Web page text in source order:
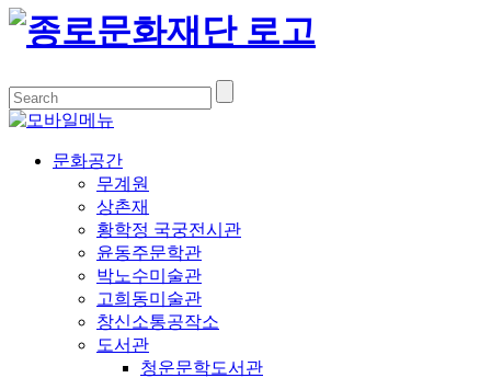
문화공간
무계원
상촌재
황학정 국궁전시관
윤동주문학관
박노수미술관
고희동미술관
창신소통공작소
도서관
청운문학도서관